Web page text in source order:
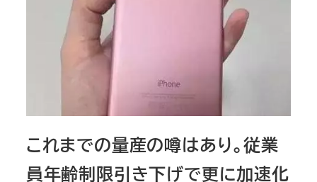
これまでの量産の噂はあり。従業
員年齢制限引き下げで更に加速化